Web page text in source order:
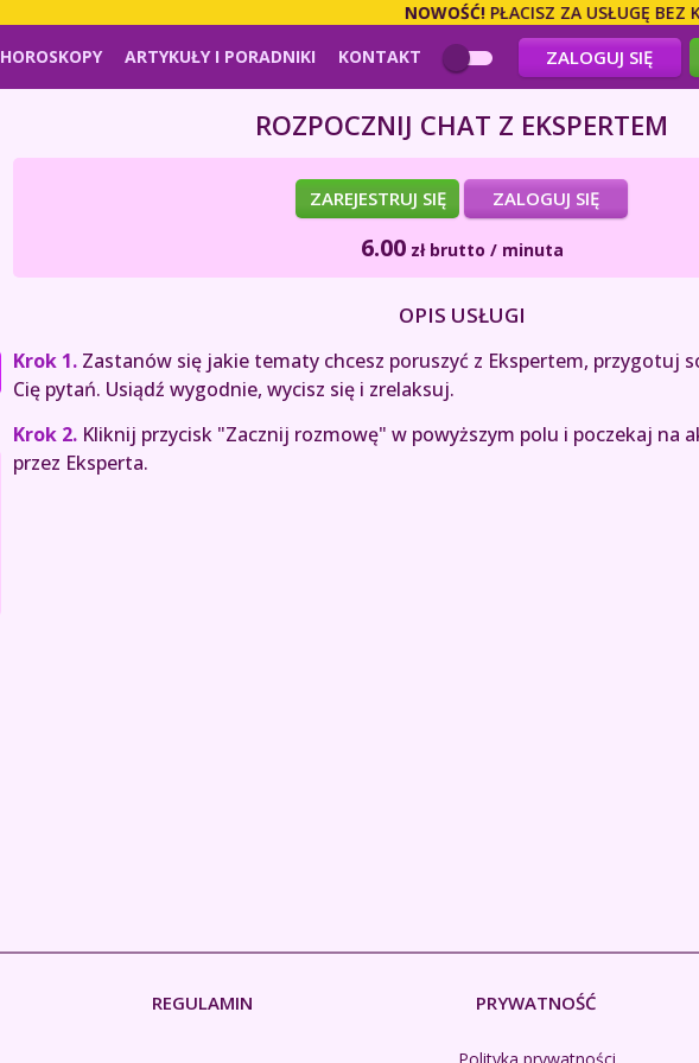
NOWOŚĆ!PŁACISZ ZA USŁUGĘ BEZ
HOROSKOPY ARTYKUŁY I PORADNIKI KONTAKT ZALOGUJ SIĘ
ROZPOCZNIJ CHAT Z EKSPERTEM
ZAREJESTRUJ SIĘ ZALOGUJ SIĘ
6.00 złbrutto / minuta
OPIS USŁUGI
Krok 1.Zastanów się jakie tematy chcesz poruszyć z Ekspertem, przygotuj
Cię pytań. Usiądź wygodnie, wycisz się i zrelaksuj.
Krok 2.Kliknij przycisk "Zacznij rozmowę" w powyższym polu i poczekaj na
przez Eksperta.
REGULAMIN PRYWATNOŚĆ